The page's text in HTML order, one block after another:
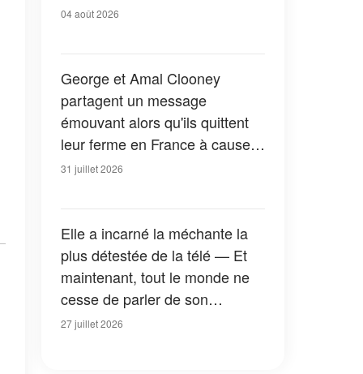
04 août 2026
George et Amal Clooney
partagent un message
émouvant alors qu'ils quittent
leur ferme en France à cause
des feux de forêt — Tous les
31 juillet 2026
Elle a incarné la méchante la
plus détestée de la télé — Et
maintenant, tout le monde ne
cesse de parler de son
apparition dans la nouvelle
27 juillet 2026